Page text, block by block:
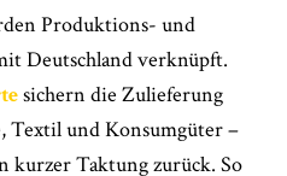
Produktions- und
Deutschland verknüpft.
sichern die Zulieferung
Textil und Konsumgüter –
kurzer Taktung zurück. So